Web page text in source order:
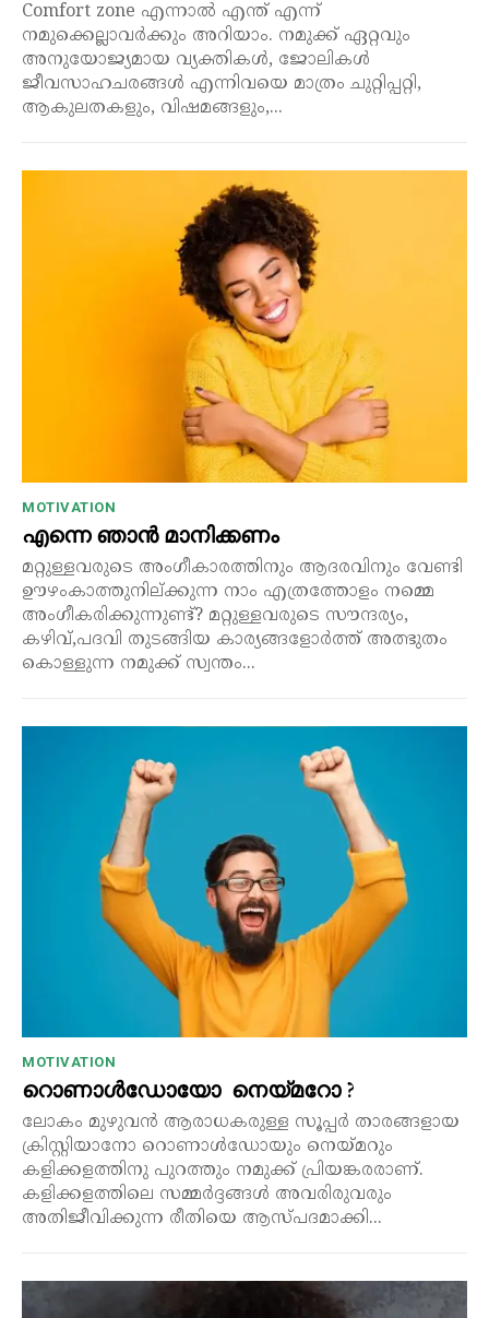
Comfort zone എന്നാൽ എന്ത് എന്ന്
നമുക്കെല്ലാവർക്കും അറിയാം. നമുക്ക് ഏറ്റവും
അനുയോജ്യമായ വ്യക്തികൾ, ജോലികൾ
ജീവസാഹചരങ്ങൾ എന്നിവയെ മാത്രം ചുറ്റിപ്പറ്റി,
ആകുലതകളും, വിഷമങ്ങളും,...
MOTIVATION
എന്നെ ഞാൻ മാനിക്കണം
മറ്റുള്ളവരുടെ അംഗീകാരത്തിനും ആദരവിനും വേണ്ടി
ഊഴംകാത്തുനില്ക്കുന്ന നാം എത്രത്തോളം നമ്മെ
അംഗീകരിക്കുന്നുണ്ട്? മറ്റുള്ളവരുടെ സൗന്ദര്യം,
കഴിവ്,പദവി തുടങ്ങിയ കാര്യങ്ങളോർത്ത് അത്ഭുതം
കൊള്ളുന്ന നമുക്ക് സ്വന്തം...
MOTIVATION
റൊണാൾഡോയോ നെയ്മറോ ?
ലോകം മുഴുവൻ ആരാധകരുള്ള സൂപ്പർ താരങ്ങളായ
ക്രിസ്റ്റിയാനോ റൊണാൾഡോയും നെയ്മറും
കളിക്കളത്തിനു പുറത്തും നമുക്ക് പ്രിയങ്കരരാണ്.
കളിക്കളത്തിലെ സമ്മർദ്ദങ്ങൾ അവരിരുവരും
അതിജീവിക്കുന്ന രീതിയെ ആസ്പദമാക്കി...